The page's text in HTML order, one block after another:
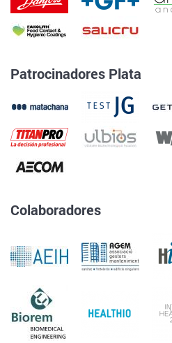
Patrocinadores Plata
Colaboradores